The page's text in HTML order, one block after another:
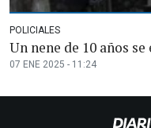
POLICIALES
Un nene de 10 años
07 ENE 2025 - 11:24